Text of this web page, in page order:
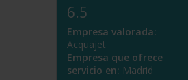
6.5
Empresa valorada:
Acquajet
Empresa que ofrece
servicio en: Madrid